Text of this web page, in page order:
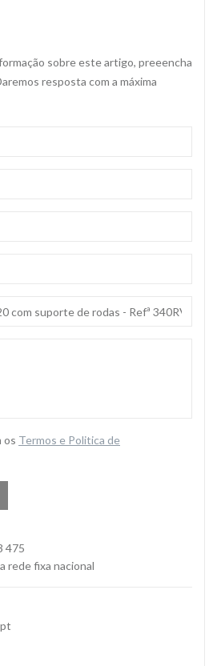
sobre este artigo, preeencha
resposta com a máxima
os Termos e Politica de
475
rede fixa nacional